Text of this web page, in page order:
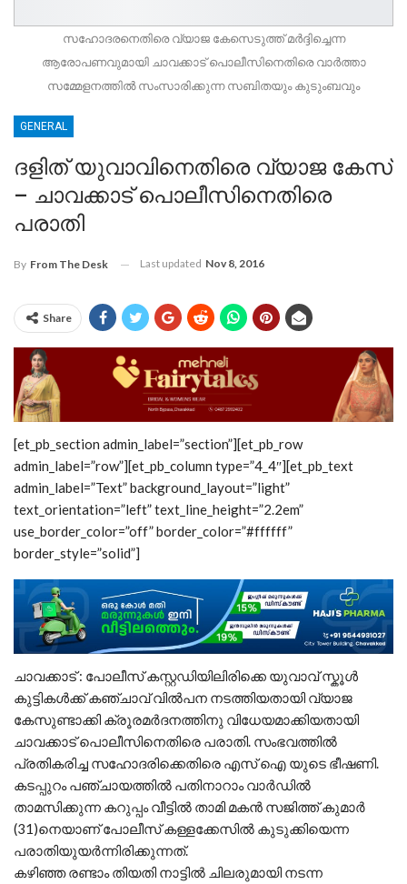
സഹോദരനെതിരെ വ്യാജ കേസെടുത്ത് മര്‍ദ്ദിച്ചെന്ന
ആരോപണവുമായി ചാവക്കാട് പൊലീസിനെതിരെ വാര്‍ത്താ
സമ്മേളനത്തില്‍ സംസാരിക്കുന്ന സബിതയും കുടുംബവും
GENERAL
ദളിത്‌ യുവാവിനെതിരെ വ്യാജ കേസ്
– ചാവക്കാട് പൊലീസിനെതിരെ
പരാതി
By From The Desk Last updated Nov 8, 2016
Share
[et_pb_section admin_label=”section”][et_pb_row
admin_label=”row”][et_pb_column type=”4_4″][et_pb_text
admin_label=”Text” background_layout=”light”
text_orientation=”left” text_line_height=”2.2em”
use_border_color=”off” border_color=”#ffffff”
border_style=”solid”]
ചാവക്കാട് : പോലീസ് കസ്റ്റഡിയിലിരിക്കെ യുവാവ് സ്കൂള്‍
കുട്ടികള്‍ക്ക് കഞ്ചാവ് വില്‍പന നടത്തിയതായി വ്യാജ
കേസുണ്ടാക്കി ക്രൂരമര്‍ദനത്തിനു വിധേയമാക്കിയതായി
ചാവക്കാട് പൊലീസിനെതിരെ പരാതി. സംഭവത്തില്‍
പ്രതികരിച്ച സഹോദരിക്കെതിരെ എസ് ഐ യുടെ ഭീഷണി.
കടപ്പുറം പഞ്ചായത്തില്‍ പതിനാറാം വാര്‍ഡില്‍
താമസിക്കുന്ന കറുപ്പം വീട്ടില്‍ താമി മകന്‍ സജിത്ത് കുമാര്‍
(31)നെയാണ് പോലീസ് കള്ളക്കേസില്‍ കുടുക്കിയെന്ന
പരാതിയുയര്‍ന്നിരിക്കുന്നത്.
കഴിഞ്ഞ രണ്ടാം തിയതി നാട്ടില്‍ ചിലരുമായി നടന്ന